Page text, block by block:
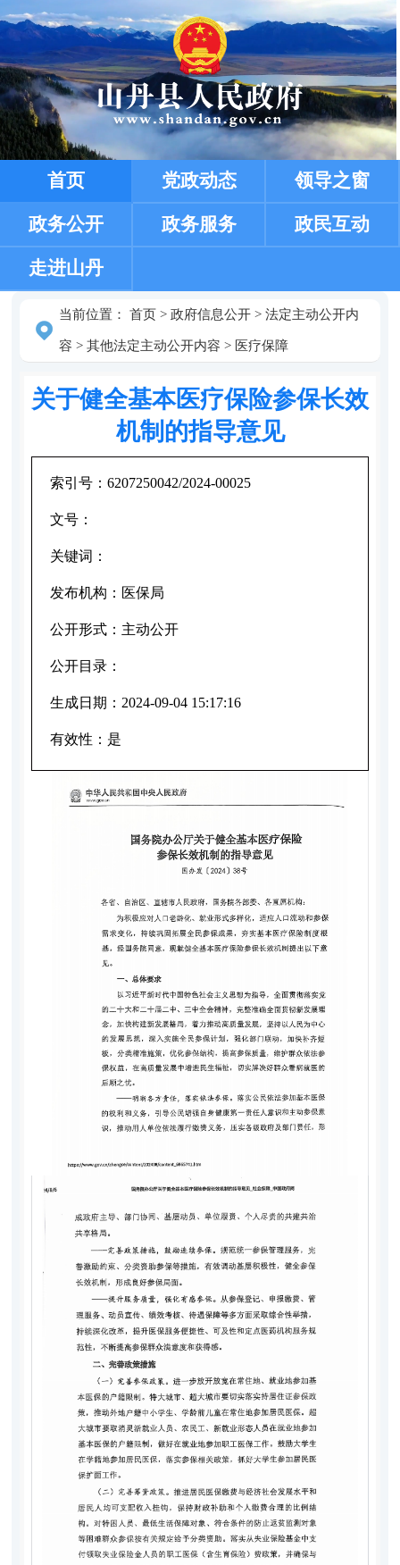
首页 党政动态 领导之窗
政务公开 政务服务 政民互动
走进山丹
当前位置： 首页> 政府信息公开> 法定主动公开内
容 > 其他法定主动公开内容 > 医疗保障
关于健全基本医疗保险参保长效
机制的指导意见
索引号： 6207250042/2024-00025
文号：
关键词：
发布机构： 医保局
公开形式： 主动公开
公开目录：
生成日期： 2024-09-04 15:17:16
有效性： 是